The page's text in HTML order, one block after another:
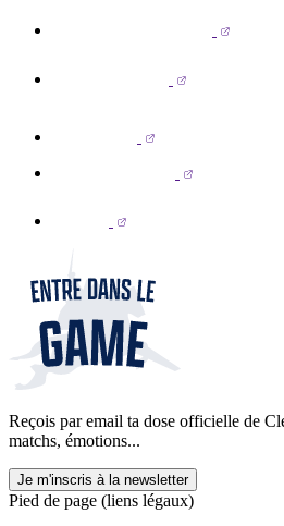
Reçois par email ta dose officielle de
matchs, émotions...
Je m'inscris à la newsletter
Pied de page (liens légaux)